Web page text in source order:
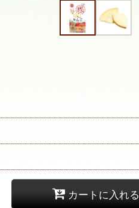
カートに入れる